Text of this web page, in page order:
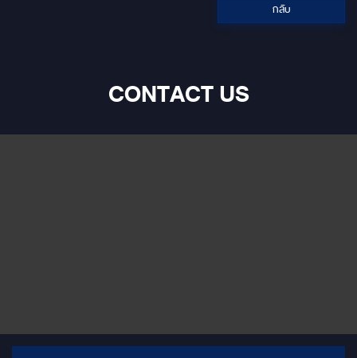
กลับ
CONTACT US